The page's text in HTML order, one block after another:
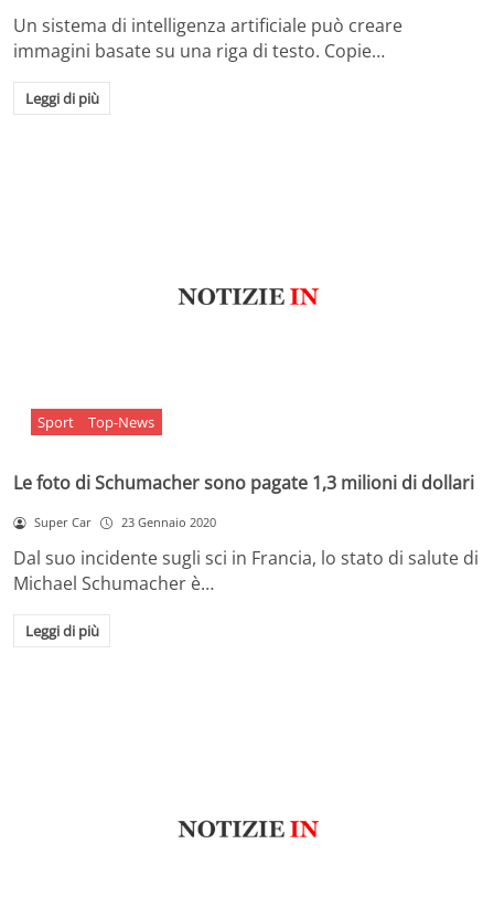
Un sistema di intelligenza artificiale può creare
immagini basate su una riga di testo. Copie…
Leggi di più
Sport Top-News
Le foto di Schumacher sono pagate 1,3 milioni di dollari
Super Car 23 Gennaio 2020
Dal suo incidente sugli sci in Francia, lo stato di salute di
Michael Schumacher è…
Leggi di più